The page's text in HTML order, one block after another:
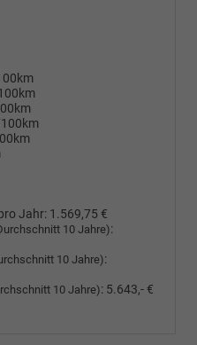
Jahr: 1.569,75 €
10 Jahre):
10 Jahre):
10 Jahre): 5.643,- €